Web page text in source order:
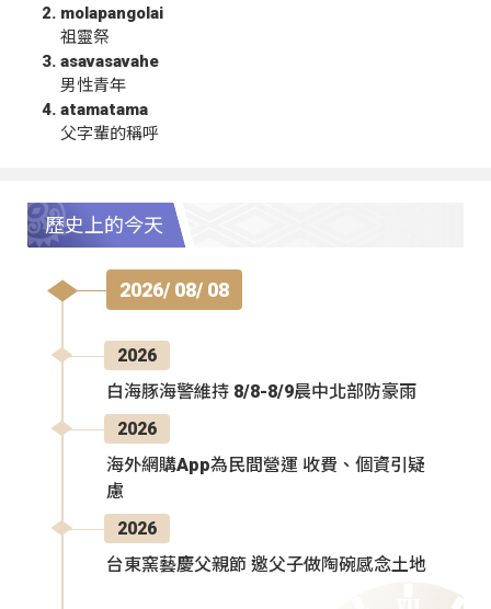
molapangolai
祖靈祭
asavasavahe
男性青年
atamatama
父字輩的稱呼
歷史上的今天
2026/ 08/ 08
2026
白海豚海警維持 8/8-8/9晨中北部防豪雨
2026
海外網購App為民間營運 收費、個資引疑
慮
2026
台東窯藝慶父親節 邀父子做陶碗感念土地